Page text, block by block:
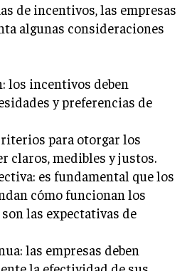
TECNOLÓGICAS
EXPERIENCIA DEL CLIENTE
Y CADENA DE
CONTINUA
Y GESTIÓN DEL
de incentivos, las empresas
algunas consideraciones
los incentivos deben
y preferencias de
para otorgar los
claros, medibles y justos.
es fundamental que los
cómo funcionan los
las expectativas de
las empresas deben